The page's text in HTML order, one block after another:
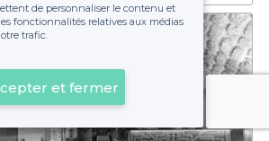
Voir sur la carte
de personnaliser le contenu et
fonctionnalités relatives aux médias
trafic.
et fermer